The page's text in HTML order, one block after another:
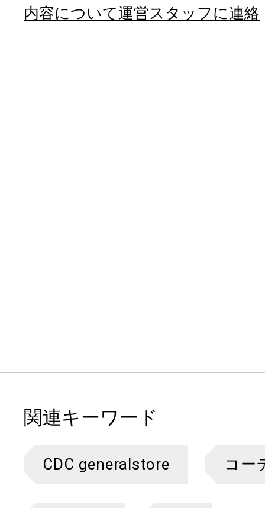
内容について運営スタッフに連絡
関連キーワード
CDC generalstore コー